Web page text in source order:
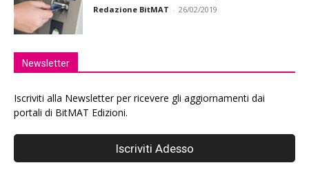
Redazione BitMAT - 26/02/2019
Newsletter
Iscriviti alla Newsletter per ricevere gli aggiornamenti dai
portali di BitMAT Edizioni.